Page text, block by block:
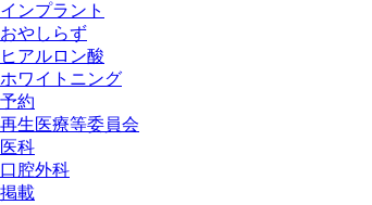
インプラント
おやしらず
ヒアルロン酸
ホワイトニング
予約
再生医療等委員会
医科
口腔外科
掲載